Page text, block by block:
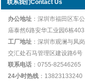
联系我们Contact Us
办公地址 ：深圳市福田区车公
庙泰然6路安华工业园6栋403
工厂地址 ：深圳市观澜与凤岗
交汇处石马管理区建设路6号
联系电话 ：0755-82546265
24小时热线 ：13823133240